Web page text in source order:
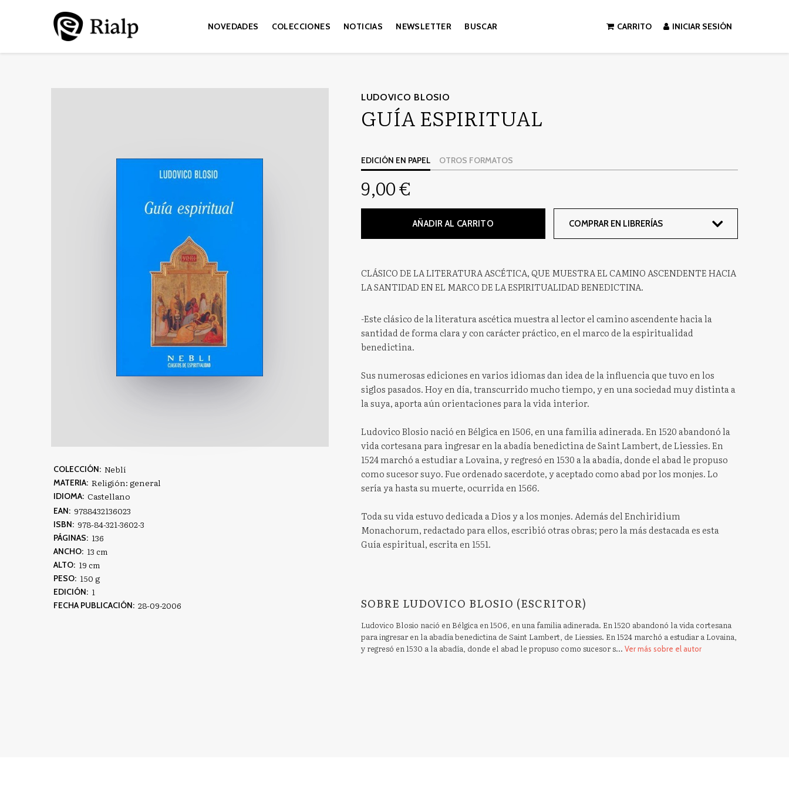
NOVEDADES COLECCIONES NOTICIAS NEWSLETTER BUSCAR CARRITO INICIAR SESIÓN
COLECCIÓN: Neblí
MATERIA: Religión: general
IDIOMA: Castellano
EAN: 9788432136023
ISBN: 978-84-321-3602-3
PÁGINAS: 136
ANCHO: 13 cm
ALTO: 19 cm
PESO: 150 g
EDICIÓN: 1
FECHA PUBLICACIÓN: 28-09-2006
LUDOVICO BLOSIO
GUÍA ESPIRITUAL
EDICIÓN EN PAPEL OTROS FORMATOS
9,00 €
AÑADIR AL CARRITO COMPRAR EN LIBRERÍAS
CLÁSICO DE LA LITERATURA ASCÉTICA, QUE MUESTRA EL CAMINO ASCENDENTE HACIA
LA SANTIDAD EN EL MARCO DE LA ESPIRITUALIDAD BENEDICTINA.
-Este clásico de la literatura ascética muestra al lector el camino ascendente hacia la
santidad de forma clara y con carácter práctico, en el marco de la espiritualidad
benedictina.
Sus numerosas ediciones en varios idiomas dan idea de la influencia que tuvo en los
siglos pasados. Hoy en día, transcurrido mucho tiempo, y en una sociedad muy distinta a
la suya, aporta aún orientaciones para la vida interior.
Ludovico Blosio nació en Bélgica en 1506, en una familia adinerada. En 1520 abandonó la
vida cortesana para ingresar en la abadía benedictina de Saint Lambert, de Liessies. En
1524 marchó a estudiar a Lovaina, y regresó en 1530 a la abadía, donde el abad le propuso
como sucesor suyo. Fue ordenado sacerdote, y aceptado como abad por los monjes. Lo
sería ya hasta su muerte, ocurrida en 1566.
Toda su vida estuvo dedicada a Dios y a los monjes. Además del Enchiridium
Monachorum, redactado para ellos, escribió otras obras; pero la más destacada es esta
Guía espiritual, escrita en 1551.
SOBRE LUDOVICO BLOSIO (ESCRITOR)
Ludovico Blosio nació en Bélgica en 1506, en una familia adinerada. En 1520 abandonó la vida cortesana
para ingresar en la abadía benedictina de Saint Lambert, de Liessies. En 1524 marchó a estudiar a Lovaina,
y regresó en 1530 a la abadía, donde el abad le propuso como sucesor s... Ver más sobre el autor